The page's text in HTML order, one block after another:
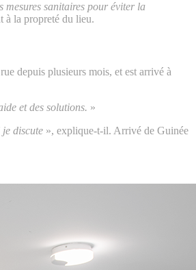
mesures sanitaires pour éviter la
à la propreté du lieu.
depuis plusieurs mois, et est arrivé à
et des solutions. »
je discute », explique-t-il. Arrivé de Guinée